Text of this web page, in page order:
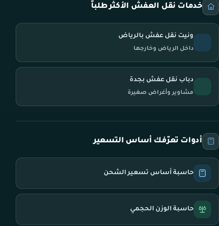
خدمات نقل العفش الأكثر طلباً
ونيت نقل عفش بالرياض
داخل الرياض وخارجها
دباب نقل عفش بجدة
مشاوير وأغراض صغيرة
أدوات تعرّفك أساس التسعير
حاسبة أساس تسعير الشحن
حاسبة الوزن الحجمي